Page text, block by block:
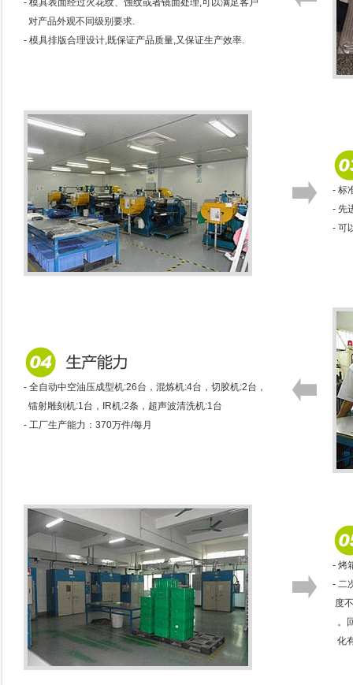
- 模具表面经过火花纹、蚀纹或者镜面处理,可以满足客户
对产品外观不同级别要求.
- 模具排版合理设计,既保证产品质量,又保证生产效率.
- 标
- 先
- 可
- 全自动中空油压成型机:26台，混炼机:4台，切胶机:2台，
镭射雕刻机:1台，IR机:2条，超声波清洗机:1台
- 工厂生产能力：370万件/每月
- 烤
- 二
度
。
化